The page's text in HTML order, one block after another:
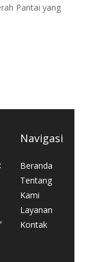
Pantai yang
Navigasi
Beranda
Tentang
Kami
Layanan
Kontak